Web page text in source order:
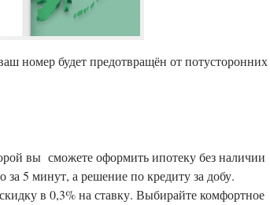
номер будет предотвращён от потусторонних
вы сможете оформить ипотеку без наличии
5 минут, а решение по кредиту за добу.
в 0,3% на ставку. Выбирайте комфортное